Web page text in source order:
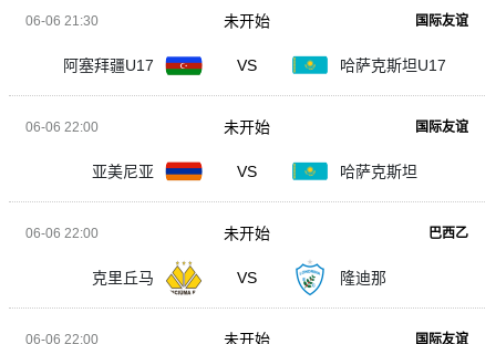
06-06 21:30 国际友谊
阿塞拜疆U17 VS 哈萨克斯坦U17
未开始
06-06 22:00 国际友谊
亚美尼亚 VS 哈萨克斯坦
未开始
06-06 22:00 巴西乙
克里丘马 VS 隆迪那
未开始
06-06 22:00 国际友谊
未开始